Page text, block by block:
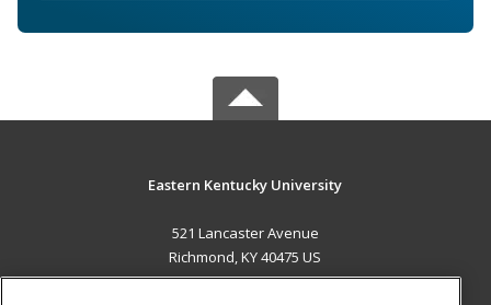
Eastern Kentucky University
521 Lancaster Avenue
Richmond, KY 40475 US